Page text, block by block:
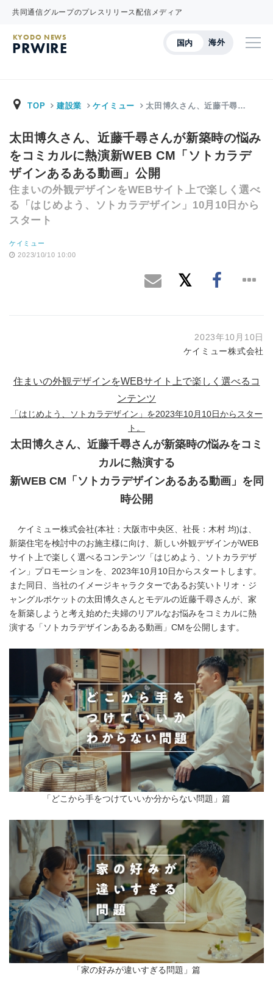
共同通信グループのプレスリリース配信メディア
国内 海外
KYODO NEWS
PRWIRE
TOP 建設業 ケイミュー 太田博久さん、近藤千尋…
太田博久さん、近藤千尋さんが新築時の悩み
をコミカルに熱演新WEB CM「ソトカラデ
ザインあるある動画」公開
住まいの外観デザインをWEBサイト上で楽しく選べ
る「はじめよう、ソトカラデザイン」10月10日から
スタート
ケイミュー
2023/10/10 10:00
2023年10月10日
ケイミュー株式会社
住まいの外観デザインをWEBサイト上で楽しく選べるコ
ンテンツ
「はじめよう、ソトカラデザイン」を2023年10月10日からスター
ト。
太田博久さん、近藤千尋さんが新築時の悩みをコミ
カルに熱演する
新WEB CM 「ソトカラデザインあるある動画」を同
時公開
ケイミュー株式会社(本社：大阪市中央区、社長：木村 均)は、
新築住宅を検討中のお施主様に向け、新しい外観デザインがWEB
サイト上で楽しく選べるコンテンツ「はじめよう、ソトカラデザ
イン」プロモーションを、2023年10月10日からスタートします。
また同日、当社のイメージキャラクターであるお笑いトリオ・ジ
ャングルポケットの太田博久さんとモデルの近藤千尋さんが、家
を新築しようと考え始めた夫婦のリアルなお悩みをコミカルに熱
演する「ソトカラデザインあるある動画」CMを公開します。
「どこから手をつけていいか分からない問題」篇
「家の好みが違いすぎる問題」篇